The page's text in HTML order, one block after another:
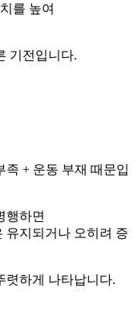
를 높여
기전입니다.
족 + 운동 부재 때문입
행하면
유지되거나 오히려 증
렷하게 나타납니다.